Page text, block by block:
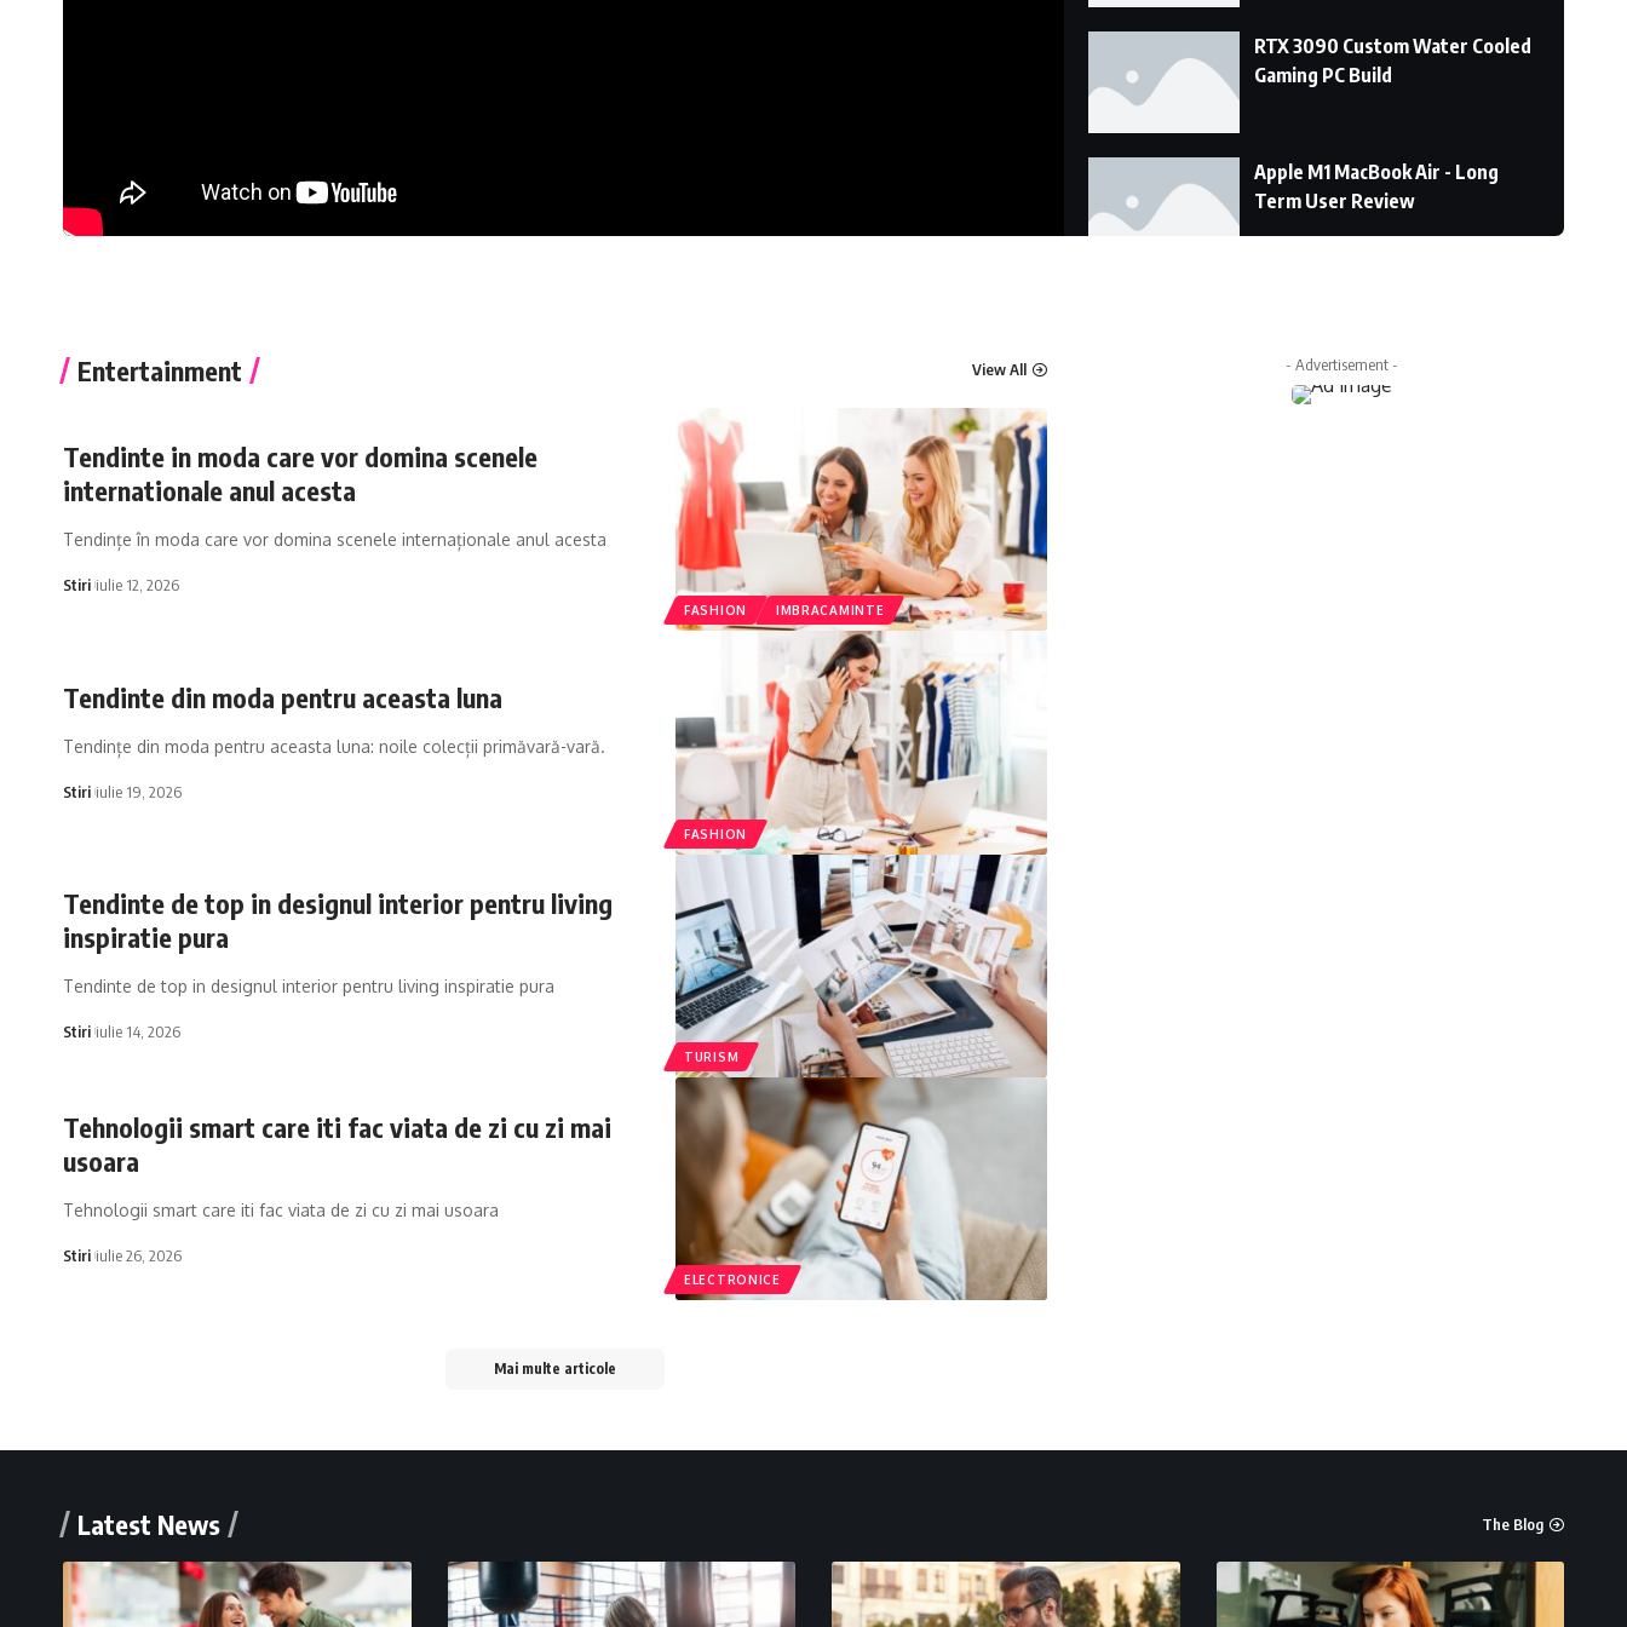
RTX 3090 Custom Water Cooled
Gaming PC Build
Apple M1 MacBook Air - Long
Term User Review
Entertainment View All
FASHION IMBRACAMINTE
Tendinte in moda care vor domina scenele
internationale anul acesta
Tendințe în moda care vor domina scenele internaționale anul acesta
Stiri iulie 12, 2026
FASHION
Tendinte din moda pentru aceasta luna
Tendințe din moda pentru aceasta luna: noile colecții primăvară-vară.
Stiri iulie 19, 2026
TURISM
Tendinte de top in designul interior pentru living
inspiratie pura
Tendinte de top in designul interior pentru living inspiratie pura
Stiri iulie 14, 2026
ELECTRONICE
Tehnologii smart care iti fac viata de zi cu zi mai
usoara
Tehnologii smart care iti fac viata de zi cu zi mai usoara
Stiri iulie 26, 2026
Mai multe articole
- Advertisement -
Latest News The Blog